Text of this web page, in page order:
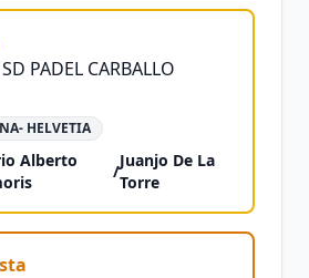
PADEL CARBALLO
HELVETIA
Alberto
/
Juanjo De La
Torre